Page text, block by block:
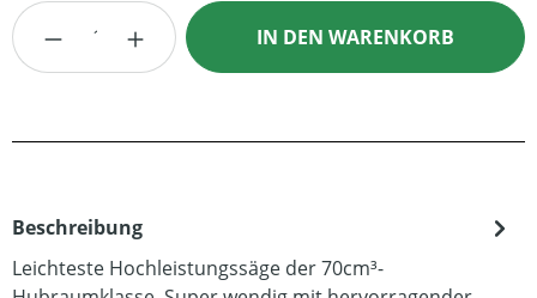
Produkt Anzahl: Gib den gewünschten
IN DEN WARENKORB
Beschreibung
Leichteste Hochleistungssäge der 70cm³-